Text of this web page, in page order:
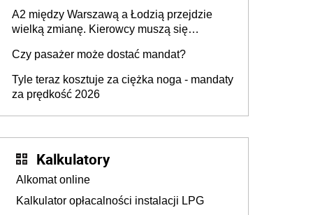
A2 między Warszawą a Łodzią przejdzie
wielką zmianę. Kierowcy muszą się
Czy pasażer może dostać mandat?
Tyle teraz kosztuje za ciężka noga - mandaty
za prędkość 2026
Kalkulatory
Alkomat online
Kalkulator opłacalności instalacji LPG